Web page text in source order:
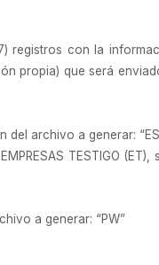
registros con la
propia) que será
archivo a generar:
TESTIGO (ET),
a generar: “PW”